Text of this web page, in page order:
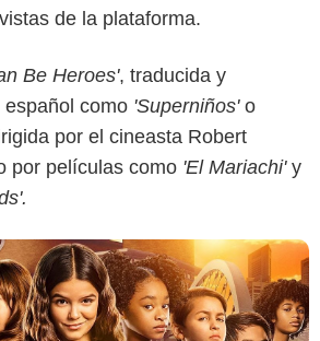
de la plataforma.
Be Heroes', traducida y
como 'Superniños'o
por el cineasta Robert
por películas como 'El Mariachi'y